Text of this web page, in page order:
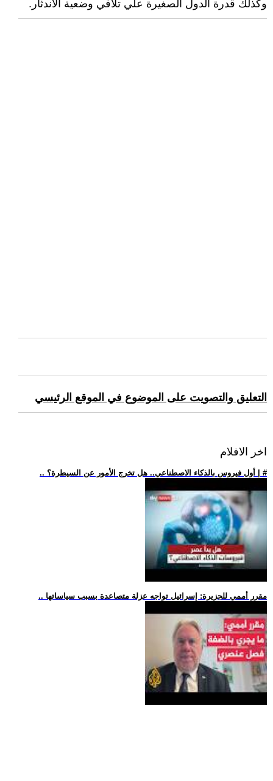
وكذلك قدرة الدول الصغيرة علي تلافي وضعية الاندثار.
التعليق والتصويت على الموضوع في الموقع الرئيسي
اخر الافلام
.. أول فيروس بالذكاء الاصطناعي.. هل تخرج الأمور عن السيطرة؟ | #
.. مقرر أممي للجزيرة: إسرائيل تواجه عزلة متصاعدة بسبب سياساتها